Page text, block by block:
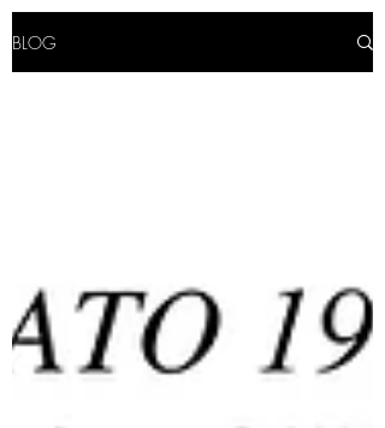
BLOG